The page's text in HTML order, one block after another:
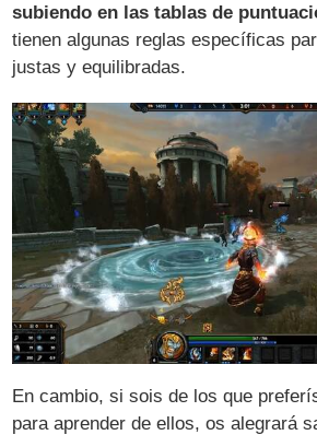
subiendo en las tablas de
tienen algunas reglas específicas
justas y equilibradas.
En cambio, si sois de los que
para aprender de ellos, os alegrará